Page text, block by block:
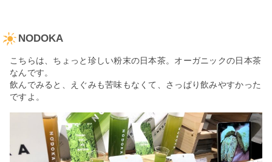
NODOKA
こちらは、ちょっと珍しい粉末の日本茶。オーガニックの日本茶
なんです。
飲んでみると、えぐみも苦味もなくて、さっぱり飲みやすかった
ですよ。